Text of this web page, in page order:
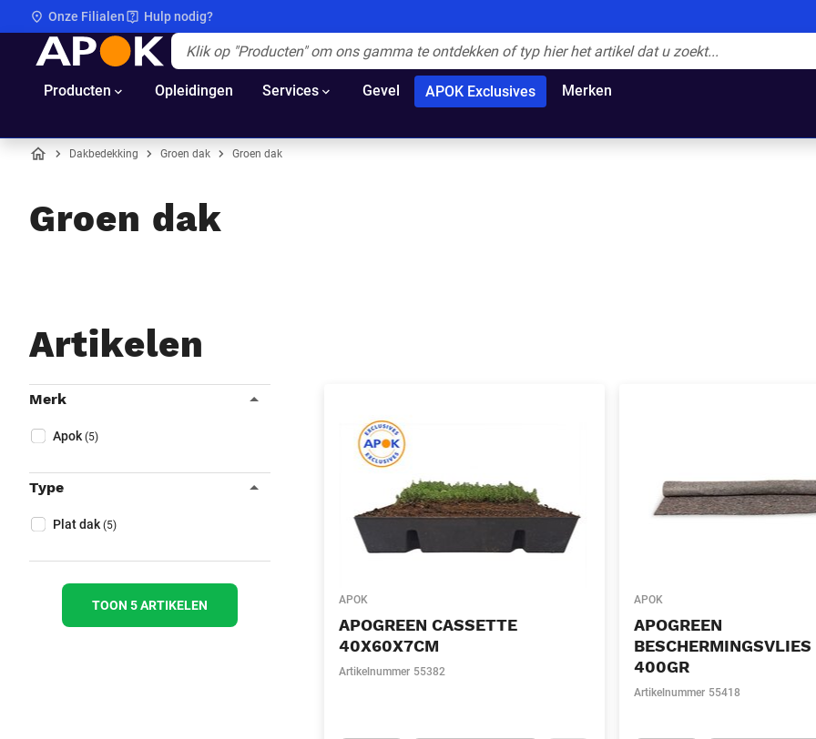
Onze Filialen Hulp nodig?
APOK
Producten Opleidingen Services Gevel APOK Exclusives Merken
Dakbedekking Groen dak Groen dak
Groen dak
Artikelen
Filters
Merk
Merk (Optioneel)
Apok (5)
Type
Type (Optioneel)
Plat dak (5)
TOON 5 ARTIKELEN APOK
APOGREEN CASSETTE
40X60X7CM
Artikelnummer 55382
APOK
APOGREEN
400GR
Artikelnummer 55418